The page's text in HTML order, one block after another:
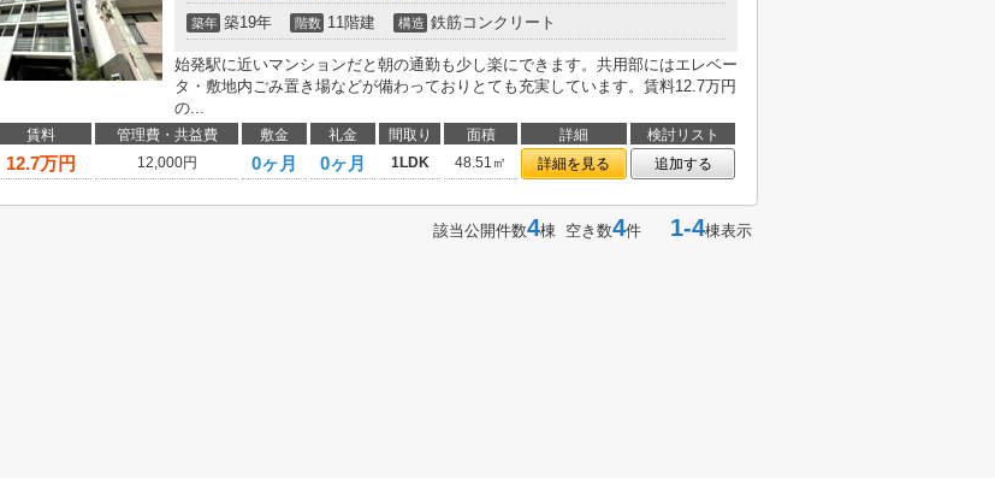
築年 築19年 階数 11階建 構造 鉄筋コンクリート
始発駅に近いマンションだと朝の通勤も少し楽にできます。共用部にはエレベー
タ・敷地内ごみ置き場などが備わっておりとても充実しています。賃料12.7万円
の...
賃料 管理費・共益費 敷金 礼金 間取り 面積 詳細
検討リスト
12.7万円 12,000円 0ヶ月 0ヶ月 1LDK 48.51㎡ 詳細を見る 追加する
該当公開件数4棟 空き数4件 1-4棟表示